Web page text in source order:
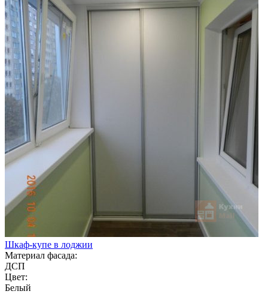
Шкаф-купе в лоджии
Материал фасада:
ДСП
Цвет:
Белый